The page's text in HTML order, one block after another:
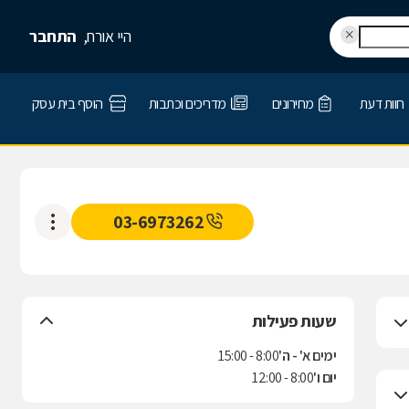
היי אורח, התחבר
חוות דעת מחירונים מדריכים וכתבות הוסף בית עסק
03-6973262
שעות פעילות
ימים א' - ה'8:00 - 15:00
יום ו'8:00 - 12:00